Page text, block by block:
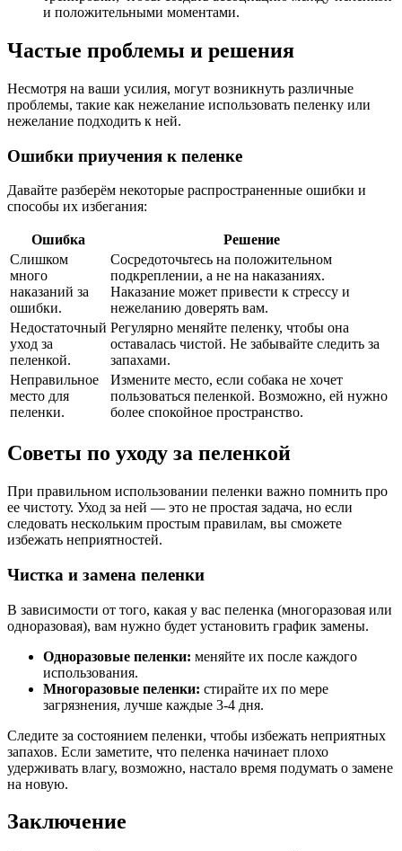
и положительными моментами.
Частые проблемы и решения
Несмотря на ваши усилия, могут возникнуть различные
проблемы, такие как нежелание использовать пеленку или
нежелание подходить к ней.
Ошибки приучения к пеленке
Давайте разберём некоторые распространенные ошибки и
способы их избегания:
Ошибка
Решение
Слишком
много
наказаний за
ошибки.
Сосредоточьтесь на положительном
подкреплении, а не на наказаниях.
Наказание может привести к стрессу и
нежеланию доверять вам.
Недостаточный
уход за
пеленкой.
Регулярно меняйте пеленку, чтобы она
оставалась чистой. Не забывайте следить за
запахами.
Неправильное
место для
пеленки.
Измените место, если собака не хочет
пользоваться пеленкой. Возможно, ей нужно
более спокойное пространство.
Советы по уходу за пеленкой
При правильном использовании пеленки важно помнить про
ее чистоту. Уход за ней — это не простая задача, но если
следовать нескольким простым правилам, вы сможете
избежать неприятностей.
Чистка и замена пеленки
В зависимости от того, какая у вас пеленка (многоразовая или
одноразовая), вам нужно будет установить график замены.
Одноразовые пеленки: меняйте их после каждого
использования.
Многоразовые пеленки: стирайте их по мере
загрязнения, лучше каждые 3-4 дня.
Следите за состоянием пеленки, чтобы избежать неприятных
запахов. Если заметите, что пеленка начинает плохо
удерживать влагу, возможно, настало время подумать о замене
на новую.
Заключение